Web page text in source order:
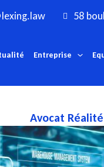
58
Entreprise
Avocat